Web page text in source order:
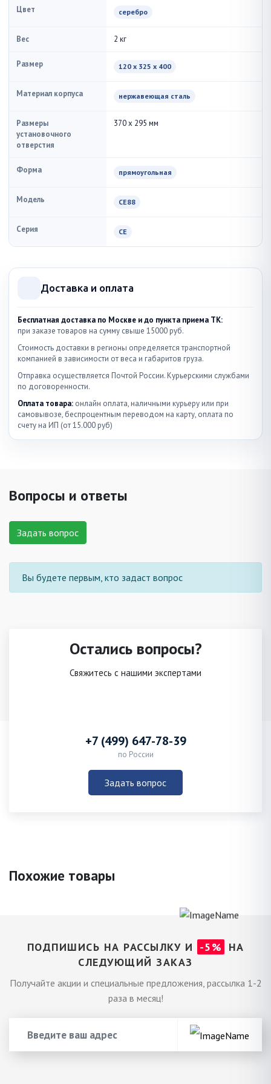
Цвет серебро
Вес 2 кг
Размер 120 x 325 x 400
Материал корпуса нержавеющая сталь
Размеры
установочного
отверстия
370 x 295 мм
Форма прямоугольная
Модель CE88
Серия CE
Доставка и оплата
Бесплатная доставка по Москве и до пункта приема ТК:
при заказе товаров на сумму свыше 15000 руб.
Стоимость доставки в регионы определяется транспортной
компанией в зависимости от веса и габаритов груза.
Отправка осуществляется Почтой России. Курьерскими службами
по договоренности.
Оплата товара: онлайн оплата, наличными курьеру или при
самовывозе, беспроцентным переводом на карту, оплата по
счету на ИП (от 15.000 руб)
Вопросы и ответы
Задать вопрос
Вы будете первым, кто задаст вопрос
Остались вопросы?
Свяжитесь с нашими экспертами
+7 (499) 647-78-39
по России
Задать вопрос
Похожие товары
ПОДПИШИСЬ НА РАССЫЛКУ И -5%
НА
СЛЕДУЮЩИЙ ЗАКАЗ
Получайте акции и специальные предложения, рассылка 1-2
раза в месяц!